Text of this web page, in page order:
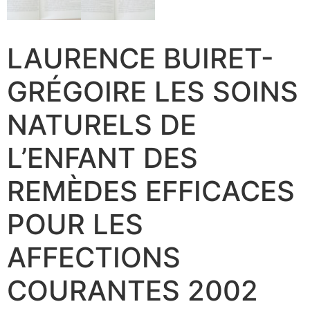
LAURENCE BUIRET-
GRÉGOIRE LES SOINS
NATURELS DE
L’ENFANT DES
REMÈDES EFFICACES
POUR LES
AFFECTIONS
COURANTES 2002